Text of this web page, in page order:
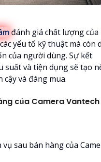
đánh giá chất lượng của
yếu tố kỹ thuật mà còn
của người dùng. Sự kết
suất và tiện dụng sẽ tạo
và đáng mua.
của Camera Vantech
sau bán hàng của